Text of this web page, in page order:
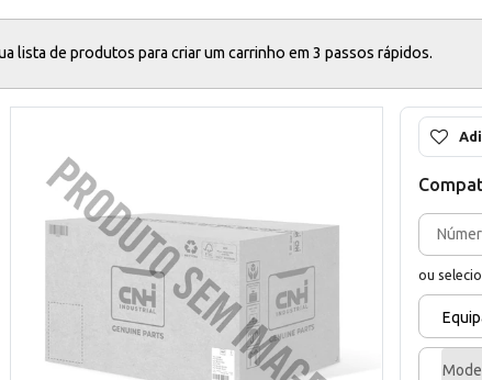
lista de produtos para criar um carrinho em 3 passos rápidos.
ou